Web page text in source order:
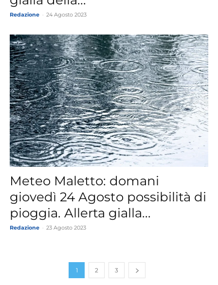
Redazione 24 Agosto 2023
Meteo Maletto: domani
giovedì 24 Agosto possibilità di
pioggia. Allerta gialla...
Redazione 23 Agosto 2023
1 2 3